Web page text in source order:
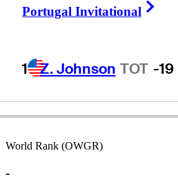
Portugal Invitational
1 Z. Johnson TOT -19
UNITED STATES
World Rank (OWGR)
-